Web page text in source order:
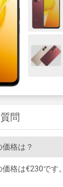
問
格は？
価格は€230です